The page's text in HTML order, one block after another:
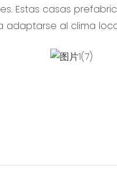
Estas casas
al clima